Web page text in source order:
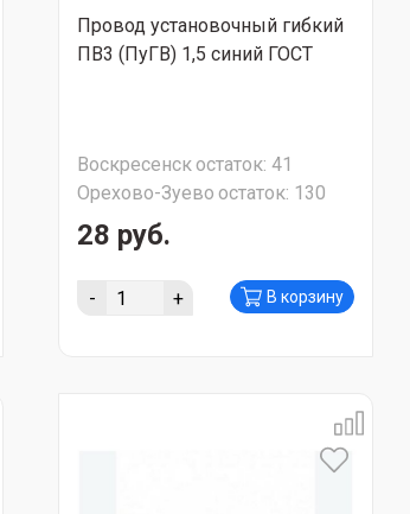
Провод установочный гибкий
ПВ3 (ПуГВ) 1,5 синий ГОСТ
Воскресенскостаток: 41
Орехово-Зуево остаток: 130
28 руб.
- + В корзину